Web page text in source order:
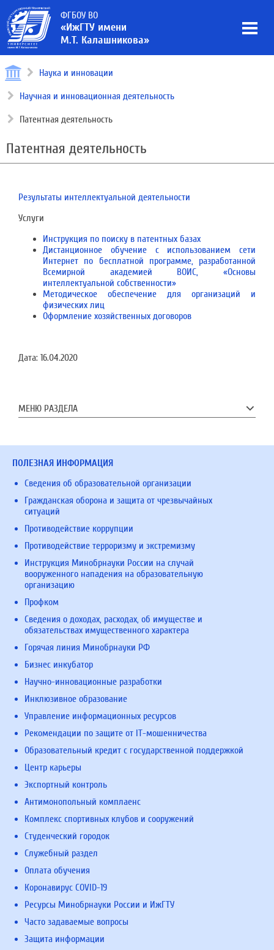
ФГБОУ ВО
«ИжГТУ имени
М.Т. Калашникова»
Наука и инновации
Научная и инновационная деятельность
Патентная деятельность
Патентная деятельность
Результаты интеллектуальной деятельности
Услуги
Инструкция по поиску в патентных базах
Дистанционное обучение с использованием сети
Интернет по бесплатной программе, разработанной
Всемирной академией ВОИС, «Основы
интеллектуальной собственности»
Методическое обеспечение для организаций и
физических лиц
Оформление хозяйственных договоров
Дата: 16.04.2020
МЕНЮ РАЗДЕЛА
ПОЛЕЗНАЯ ИНФОРМАЦИЯ
Сведения об образовательной организации
Гражданская оборона и защита от чрезвычайных
ситуаций
Противодействие коррупции
Противодействие терроризму и экстремизму
Инструкция Минобрнауки России на случай
вооруженного нападения на образовательную
организацию
Профком
Сведения о доходах, расходах, об имуществе и
обязательствах имущественного характера
Горячая линия Минобрнауки РФ
Бизнес инкубатор
Научно-инновационные разработки
Инклюзивное образование
Управление информационных ресурсов
Рекомендации по защите от IT-мошенничества
Образовательный кредит с государственной поддержкой
Центр карьеры
Экспортный контроль
Антимонопольный комплаенс
Комплекс спортивных клубов и сооружений
Студенческий городок
Служебный раздел
Оплата обучения
Коронавирус COVID-19
Ресурсы Минобрнауки России и ИжГТУ
Часто задаваемые вопросы
Защита информации